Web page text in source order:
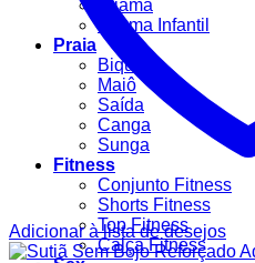
Pijama
Pijama Infantil
Praia
Biquíni
Maiô
Saída
Canga
Sunga
Fitness
Conjunto Fitness
Shorts Fitness
Top Fitness
Calça Fitness
Adicionar à lista de desejos